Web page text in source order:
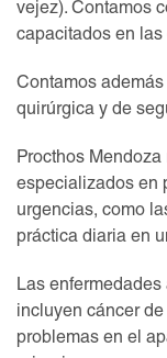
vejez). Contamos
capacitados en
Contamos
quirúrgica y de
Procthos
especializados en
urgencias, como
práctica diaria en
Las
incluyen cáncer
problemas en el